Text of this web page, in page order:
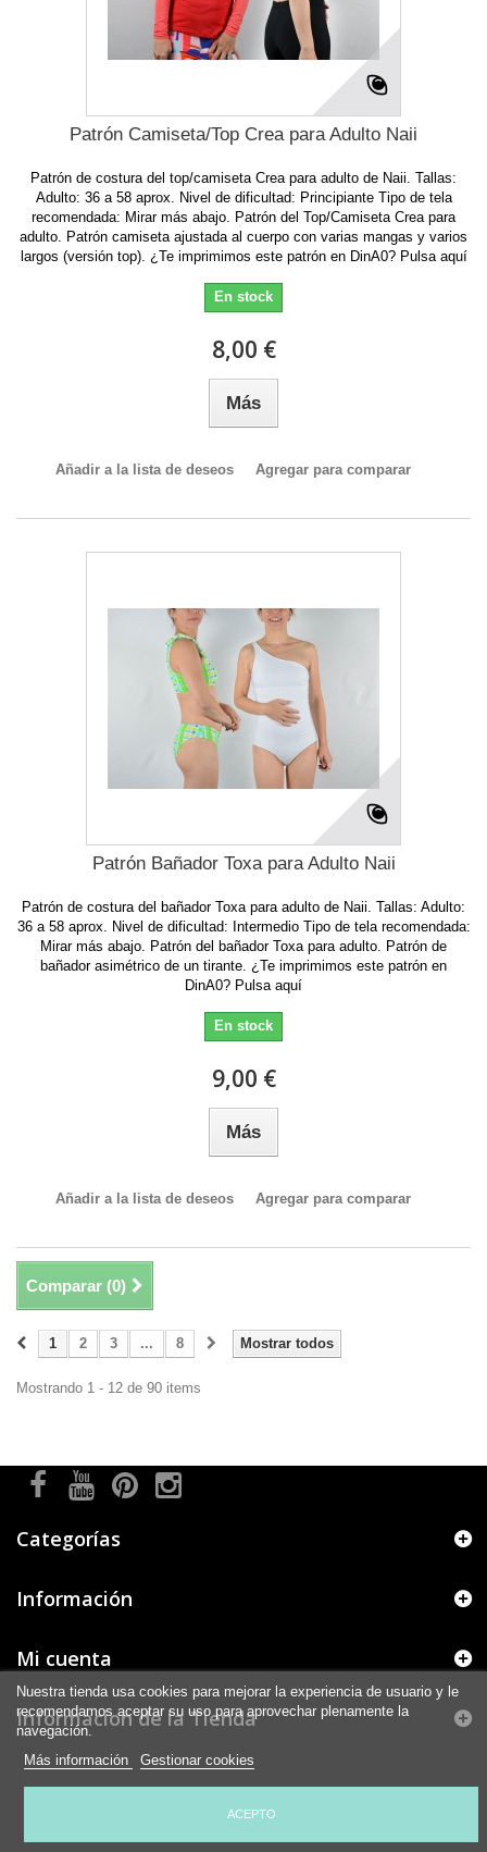
Nuestra tienda usa cookies para mejorar la experiencia de usuario y le
recomendamos aceptar su uso para aprovechar plenamente la
navegación.
Más información
Gestionar cookies
ACEPTO
Patrón Camiseta/Top Crea para Adulto Naii
Patrón de costura del top/camiseta Crea para adulto de Naii. Tallas:
Adulto: 36 a 58 aprox. Nivel de dificultad: Principiante Tipo de tela
recomendada: Mirar más abajo. Patrón del Top/Camiseta Crea para
adulto. Patrón camiseta ajustada al cuerpo con varias mangas y varios
largos (versión top). ¿Te imprimimos este patrón en DinA0? Pulsa aquí
En stock
8,00 €
Más
Añadir a la lista de deseos Agregar para comparar
Patrón Bañador Toxa para Adulto Naii
Patrón de costura del bañador Toxa para adulto de Naii. Tallas: Adulto:
36 a 58 aprox. Nivel de dificultad: Intermedio Tipo de tela recomendada:
Mirar más abajo. Patrón del bañador Toxa para adulto. Patrón de
bañador asimétrico de un tirante. ¿Te imprimimos este patrón en
DinA0? Pulsa aquí
En stock
9,00 €
Más
Añadir a la lista de deseos Agregar para comparar
Comparar (0)
Mostrar todos
1 2 3 ... 8
Mostrando 1 - 12 de 90 items
Categorías
Información
Mi cuenta
Informacion de la Tienda